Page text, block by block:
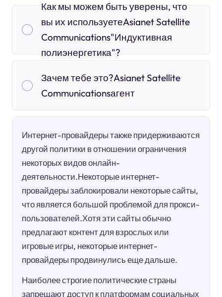
Как мы можем быть уверены, что
вы их используетеAsianet Satellite
Communications"Индуктивная
полиэнергетика"?
Зачем тебе это?Asianet Satellite
Communicationsагент
Интернет-провайдеры также придерживаются
другой политики в отношении ограничения
некоторых видов онлайн-
деятельности.Некоторые интернет-
провайдеры заблокировали некоторые сайты,
что является большой проблемой для прокси-
пользователей.Хотя эти сайты обычно
предлагают контент для взрослых или
игровые игры, некоторые интернет-
провайдеры продвинулись еще дальше.
Наиболее строгие политические страны
запрещают доступ к платформам социальных